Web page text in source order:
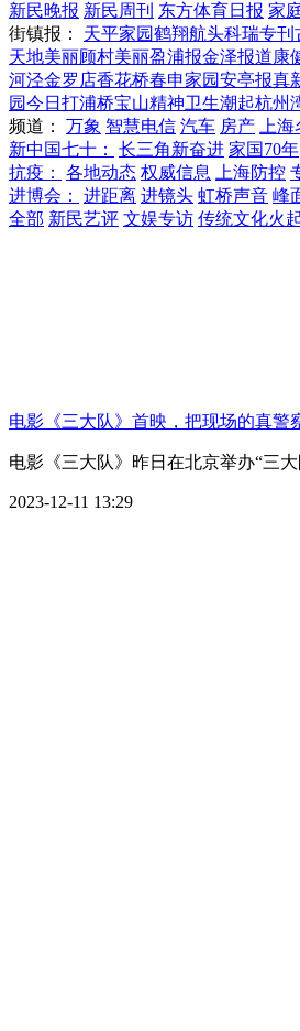
新民晚报 新民周刊 东方体育日报 家
街镇报：
天平家园鹤翔航头科瑞专刊
天地美丽顾村美丽盈浦报金泽报道康
河泾金罗店香花桥春申家园安亭报真
园今日打浦桥宝山精神卫生潮起杭州
频道：
万象 智慧电信 汽车 房产 上
新中国七十：
长三角新奋进 家国70年
抗疫：
各地动态 权威信息 上海防控
进博会：
进距离 进镜头 虹桥声音 峰
全部 新民艺评 文娱专访 传统文化火
电影《三大队》首映，把现场的真警
电影《三大队》昨日在北京举办“三大
2023-12-11 13:29